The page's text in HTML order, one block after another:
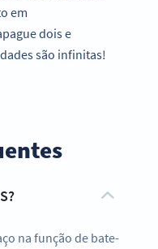
em
dois e
são infinitas!
na função de bate-